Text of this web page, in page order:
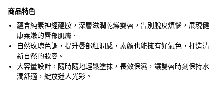
商品特色
蘊含純素神經醯胺，深層滋潤乾燥雙唇，告別脫皮煩惱，展現健
康柔嫩的唇部肌膚。
自然玫瑰色調，提升唇部紅潤感，素顏也能擁有好氣色，打造清
新自然的妝容。
大容量設計，隨時隨地輕鬆塗抹，長效保濕，讓雙唇時刻保持水
潤舒適，綻放迷人光彩。